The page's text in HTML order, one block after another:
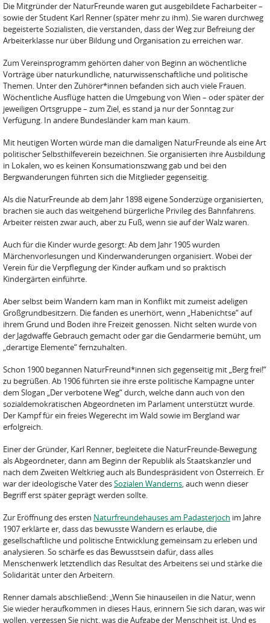
Die Mitgründer der NaturFreunde waren gut ausgebildete Facharbeiter –
sowie der Student Karl Renner (später mehr zu ihm). Sie waren durchweg
begeisterte Sozialisten, die verstanden, dass der Weg zur Befreiung der
Arbeiterklasse nur über Bildung und Organisation zu erreichen war.
Zum Vereinsprogramm gehörten daher von Beginn an wöchentliche
Vorträge über naturkundliche, naturwissenschaftliche und politische
Themen. Unter den Zuhörer*innen befanden sich auch viele Frauen.
Wöchentliche Ausflüge hatten die Umgebung von Wien – oder später der
jeweiligen Ortsgruppe – zum Ziel, es stand ja nur der Sonntag zur
Verfügung. In andere Bundesländer kam man kaum.
Mit heutigen Worten würde man die damaligen NaturFreunde als eine Art
politischer Selbsthilfeverein bezeichnen. Sie organisierten ihre Ausbildung
in Lokalen, wo es keinen Konsumationszwang gab und bei den
Bergwanderungen führten sich die Mitglieder gegenseitig.
Als die NaturFreunde ab dem Jahr 1898 eigene Sonderzüge organisierten,
brachen sie auch das weitgehend bürgerliche Privileg des Bahnfahrens.
Arbeiter reisten zwar auch, aber zu Fuß, wenn sie auf der Walz waren.
Auch für die Kinder wurde gesorgt: Ab dem Jahr 1905 wurden
Märchenvorlesungen und Kinderwanderungen organisiert. Wobei der
Verein für die Verpflegung der Kinder aufkam und so praktisch
Kindergärten einführte.
Aber selbst beim Wandern kam man in Konflikt mit zumeist adeligen
Großgrundbesitzern. Die fanden es unerhört, wenn „Habenichtse“ auf
ihrem Grund und Boden ihre Freizeit genossen. Nicht selten wurde von
der Jagdwaffe Gebrauch gemacht oder gar die Gendarmerie bemüht, um
„derartige Elemente“ fernzuhalten.
Schon 1900 begannen NaturFreund*innen sich gegenseitig mit „Berg frei!“
zu begrüßen. Ab 1906 führten sie ihre erste politische Kampagne unter
dem Slogan „Der verbotene Weg“ durch, welche dann auch von den
sozialdemokratischen Abgeordneten im Parlament unterstützt wurde.
Der Kampf für ein freies Wegerecht im Wald sowie im Bergland war
erfolgreich.
Einer der Gründer, Karl Renner, begleitete die NaturFreunde-Bewegung
als Abgeordneter, dann am Beginn der Republik als Staatskanzler und
nach dem Zweiten Weltkrieg auch als Bundespräsident von Österreich. Er
war der ideologische Vater desSozialen Wanderns, auch wenn dieser
Begriff erst später geprägt werden sollte.
Zur Eröffnung des ersten Naturfreundehauses am Padasterjoch im Jahre
1907 erklärte er, dass das bewusste Wandern es erlaube, die
gesellschaftliche und politische Entwicklung gemeinsam zu erleben und
analysieren. So schärfe es das Bewusstsein dafür, dass alles
Menschenwerk letztendlich das Resultat des Arbeitens sei und stärke die
Solidarität unter den Arbeitern.
Renner damals abschließend: „Wenn Sie hinauseilen in die Natur, wenn
Sie wieder heraufkommen in dieses Haus, erinnern Sie sich daran, was wir
wollen, vergessen Sie nicht, was die Aufgabe der Menschheit ist. Und es